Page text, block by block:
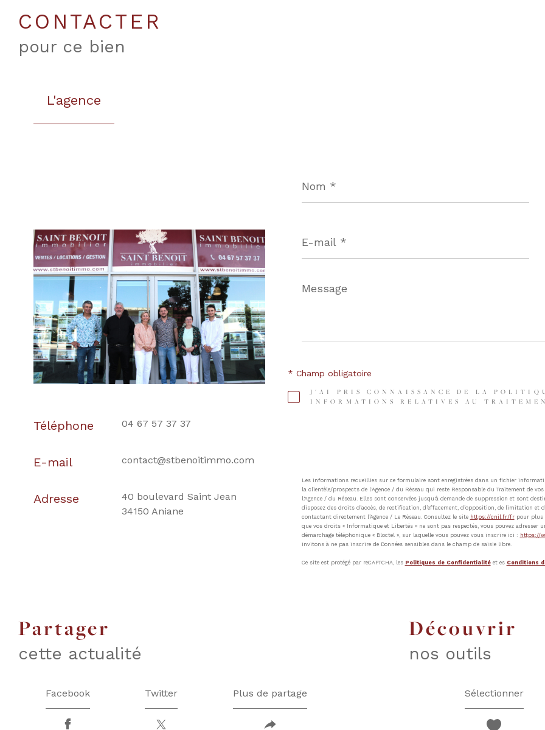
CONTACTER
pour ce bien
L'agence
Téléphone 04 67 57 37 37
E-mail contact@stbenoitimmo.com
Adresse
40 boulevard Saint Jean
34150 Aniane
*
mail
*
Message
*
J'AI PRIS CONNAISSANCE DE LA
INFORMATIONS RELATIVES AU
* Champ obligatoire
Les informations recueillies sur ce formulaire sont enregistrées dans un fichier
la clientèle/prospects de l'Agence / du Réseau qui reste Responsable du Traitement de
l'Agence / du Réseau. Elles sont conservées jusqu'à demande de suppression et sont
disposez des droits d’accès, de rectification, d’effacement, d’opposition, de limitation
contactant directement l’Agence / Le Réseau. Consultez le site https://cnil.fr/frpour plus
que vos droits « Informatique et Libertés » ne sont pas respectés, vous pouvez
démarchage téléphonique « Bloctel », sur laquelle vous pouvez vous inscrire ici : https://
invitons à ne pas inscrire de Données sensibles dans le champ de saisie libre.
Ce site est protégé par reCAPTCHA, les Politiques de Confidentialitéet es Conditions
partager
cette actualité
Facebook Twitter Plus de partage
découvrir
nos outils
Sélectionner